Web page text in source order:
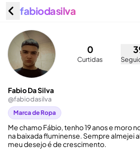
Fabio Da Silva
fabiodasilva
0
Curtidas
Fabio Da Silva
@fabiodasilva
Marca de Ropa
Me chamo Fábio, tenho 19 anos e moro
na baixada fluminense. Sempre almejei
meu desejo é de crescimento.